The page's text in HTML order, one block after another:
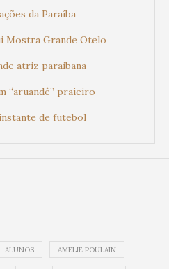
da Paraíba
Mostra Grande Otelo
atriz paraibana
“aruandê” praieiro
de futebol
ALUNOS AMELIE POULAIN